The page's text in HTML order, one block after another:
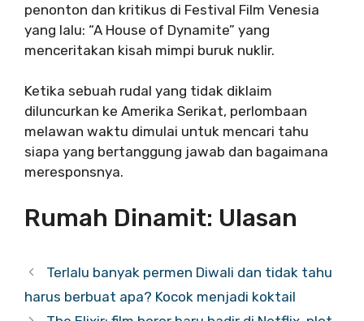
penonton dan kritikus di Festival Film Venesia
yang lalu: “A House of Dynamite” yang
menceritakan kisah mimpi buruk nuklir.
Ketika sebuah rudal yang tidak diklaim
diluncurkan ke Amerika Serikat, perlombaan
melawan waktu dimulai untuk mencari tahu
siapa yang bertanggung jawab dan bagaimana
meresponsnya.
Rumah Dinamit: Ulasan
Terlalu banyak permen Diwali dan tidak tahu
harus berbuat apa? Kocok menjadi koktail